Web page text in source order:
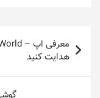
راهبری
نوشتههدایت کنید